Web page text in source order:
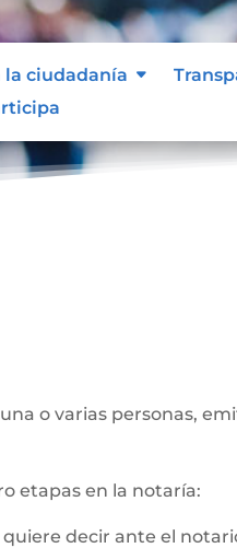
la ciudadanía
o varias personas,
etapas en la notaría:
quiere decir ante el